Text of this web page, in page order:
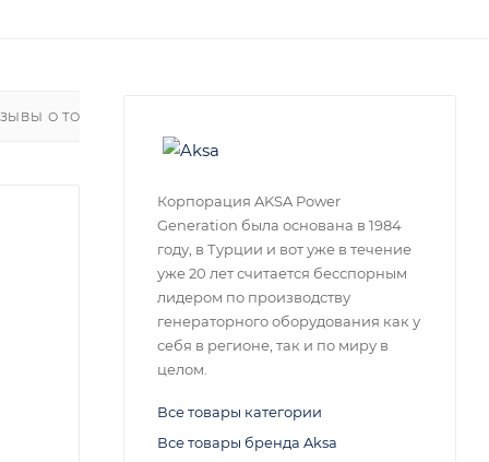
О ТОВАРЕ
Корпорация AKSA Power
Generation была основана в 1984
году, в Турции и вот уже в течение
уже 20 лет считается бесспорным
лидером по производству
генераторного оборудования как у
себя в регионе, так и по миру в
целом.
Все товары категории
Все товары бренда Aksa